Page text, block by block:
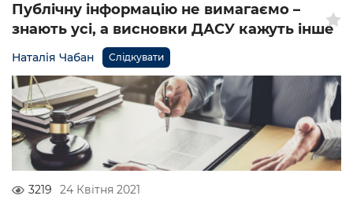
Публічну інформацію не вимагаємо –
знають усі, а висновки ДАСУ кажуть інше
Наталія Чабан Слідкувати
3219 24 Квітня 2021